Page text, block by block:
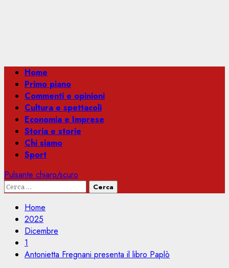
Menu
principale
Home
Primo piano
Commenti e opinioni
Cultura e spettacoli
Economia e Imprese
Storia e storie
Chi siamo
Sport
Pulsante chiaro/scuro
Ricerca
Home
2025
Dicembre
1
Antonietta Fregnani presenta il libro Paplò